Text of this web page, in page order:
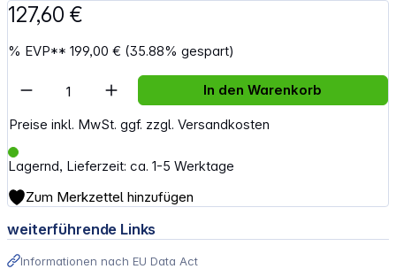
127,60 €
% EVP**199,00 € (35.88% gespart)
Preise inkl. MwSt. ggf. zzgl. Versandkosten
Lagernd, Lieferzeit: ca. 1-5 Werktage
Artikel Anzahl: Gib den gewünschten
In den Warenkorb
Zum Merkzettel hinzufügen
weiterführende Links
Informationen nach EU Data Act